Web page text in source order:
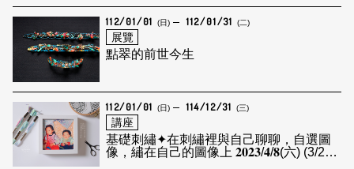
112/01/01 (日) 112/01/31 (二)
展覽
點翠的前世今生
112/01/01 (日) 114/12/31 (三)
講座
基礎刺繡✦​在刺繡裡與自己​聊聊，自選圖
像，繡在自己的圖像上 ​𝟐𝟎𝟐𝟑/𝟒/𝟖(六) (3/28